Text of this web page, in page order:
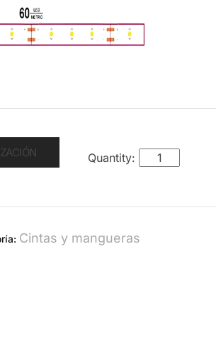
Cintas y mangueras